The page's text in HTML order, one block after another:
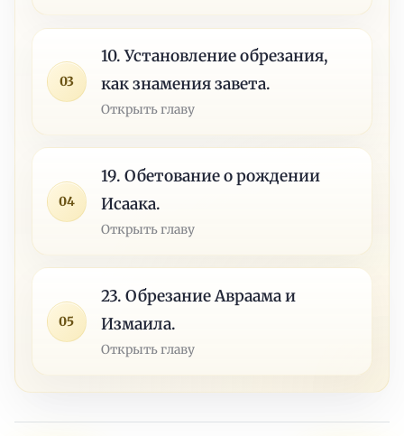
03
10. Установление обрезания,
как знамения завета.
Открыть главу
04
19. Обетование о рождении
Исаака.
Открыть главу
05
23. Обрезание Авраама и
Измаила.
Открыть главу